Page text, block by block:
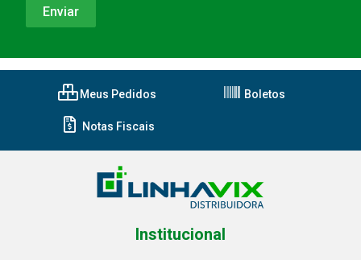
Meus Pedidos Boletos
Notas Fiscais
Institucional